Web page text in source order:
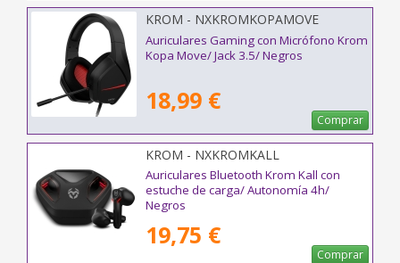
KROM - NXKROMKOPAMOVE
Auriculares Gaming con Micrófono Krom
Kopa Move/ Jack 3.5/ Negros
18,99 €
Comprar
KROM - NXKROMKALL
Auriculares Bluetooth Krom Kall con
estuche de carga/ Autonomía 4h/
Negros
19,75 €
Comprar